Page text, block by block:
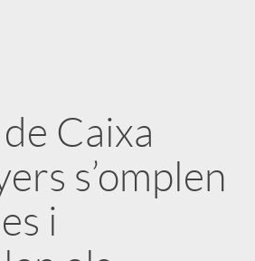
Caixa
s’omplen
i